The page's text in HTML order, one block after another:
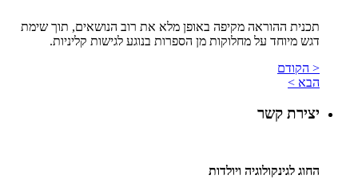
תכנית ההוראה מקיפה באופן מלא את רוב הנושאים, תוך שימת
דגש מיוחד על מחלוקות מן הספרות בנוגע לגישות קליניות.
< הקודם
הבא >
יצירת קשר
החוג לגינקולוגיה ויולדות